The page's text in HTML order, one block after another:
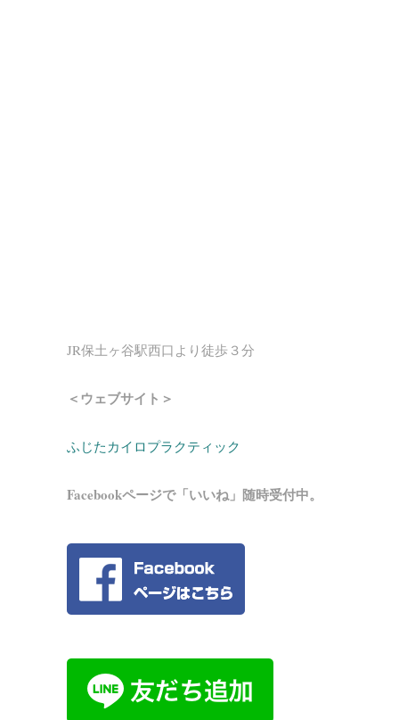
JR保土ヶ谷駅西口より徒歩３分
＜ウェブサイト＞
ふじたカイロプラクティック
Facebookページで「いいね」随時受付中。